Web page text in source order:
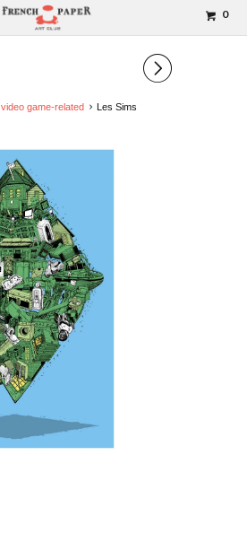
0
▻
video game-related Les Sims